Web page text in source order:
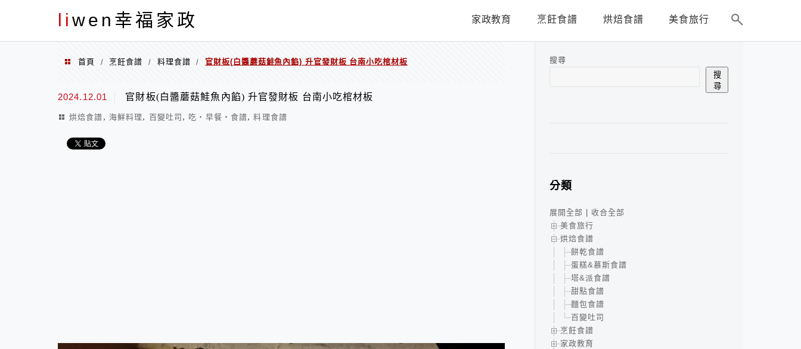
li wen幸福家政
menu
家政教育 烹飪食譜 烘焙食譜 美食旅行
首頁 / 烹飪食譜 / 料理食譜 / 官財板(白醬蘑菇鮭魚內餡) 升官發財板 台南小吃棺材板
2024.12.01 官財板(白醬蘑菇鮭魚內餡) 升官發財板 台南小吃棺材板
烘焙食譜 , 海鮮料理 , 百變吐司 , 吃‧早餐‧食譜,料理食譜
搜尋
搜
尋
分類
展開全部
收合全部
美食旅行
烘焙食譜
餅乾食譜
蛋糕&慕斯食譜
塔&派食譜
甜點食譜
麵包食譜
百變吐司
烹飪食譜
家政教育